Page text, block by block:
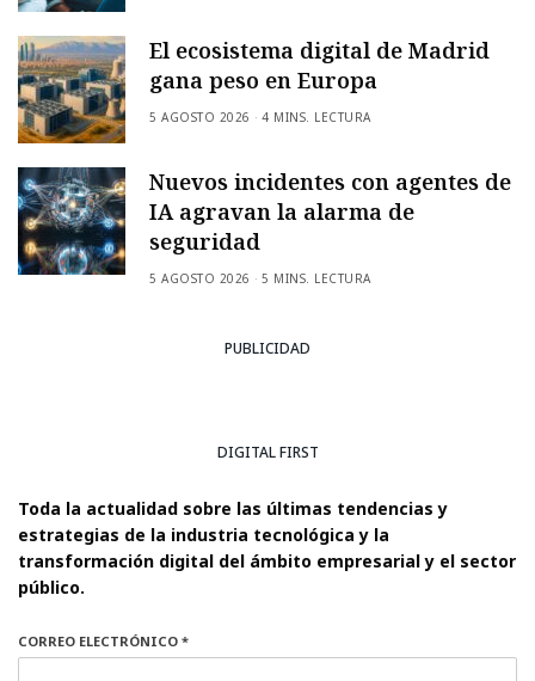
El ecosistema digital de Madrid
gana peso en Europa
5 AGOSTO 2026 4 MINS. LECTURA
Nuevos incidentes con agentes de
IA agravan la alarma de
seguridad
5 AGOSTO 2026 5 MINS. LECTURA
PUBLICIDAD
DIGITAL FIRST
Toda la actualidad sobre las últimas tendencias y
estrategias de la industria tecnológica y la
transformación digital del ámbito empresarial y el sector
público.
CORREO ELECTRÓNICO *